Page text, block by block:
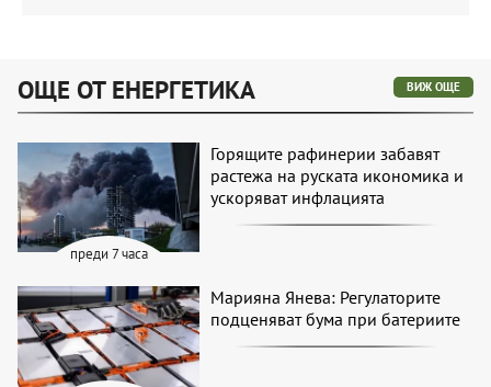
ОЩЕ ОТ ЕНЕРГЕТИКА ВИЖ ОЩЕ
преди 7 часа
Горящите рафинерии забавят
растежа на руската икономика и
ускоряват инфлацията
Марияна Янева: Регулаторите
подценяват бума при батериите